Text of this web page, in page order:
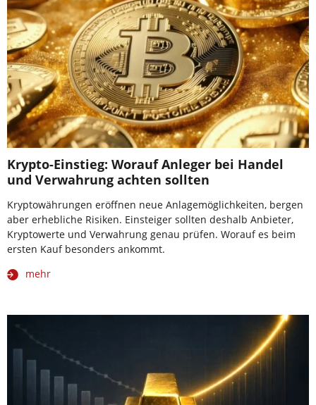
Krypto-Einstieg: Worauf Anleger bei Handel
und Verwahrung achten sollten
Kryptowährungen eröffnen neue Anlagemöglichkeiten, bergen
aber erhebliche Risiken. Einsteiger sollten deshalb Anbieter,
Kryptowerte und Verwahrung genau prüfen. Worauf es beim
ersten Kauf besonders ankommt.
mehr